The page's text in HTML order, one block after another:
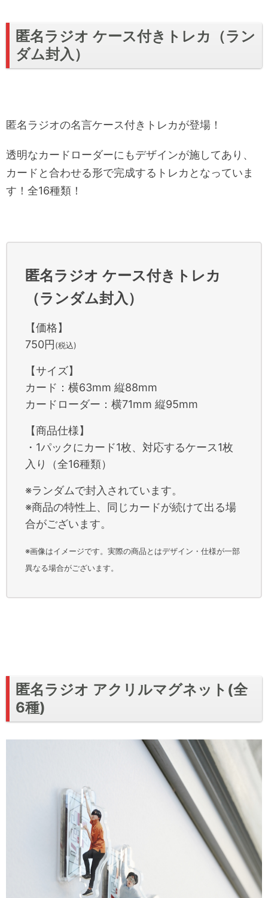
匿名ラジオ ケース付きトレカ（ラン
ダム封入）
匿名ラジオの名言ケース付きトレカが登場！
透明なカードローダーにもデザインが施してあり、
カードと合わせる形で完成するトレカとなっていま
す！全16種類！
匿名ラジオ ケース付きトレカ
（ランダム封入）
【価格】
750円(税込)
【サイズ】
カード：横63mm 縦88mm
カードローダー：横71mm 縦95mm
【商品仕様】
・1パックにカード1枚、対応するケース1枚
入り（全16種類）
※ランダムで封入されています。
※商品の特性上、同じカードが続けて出る場
合がございます。
※画像はイメージです。実際の商品とはデザイン・仕様が一部
異なる場合がございます。
匿名ラジオ アクリルマグネット(全
6種)